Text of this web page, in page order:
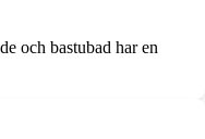
och bastubad har en